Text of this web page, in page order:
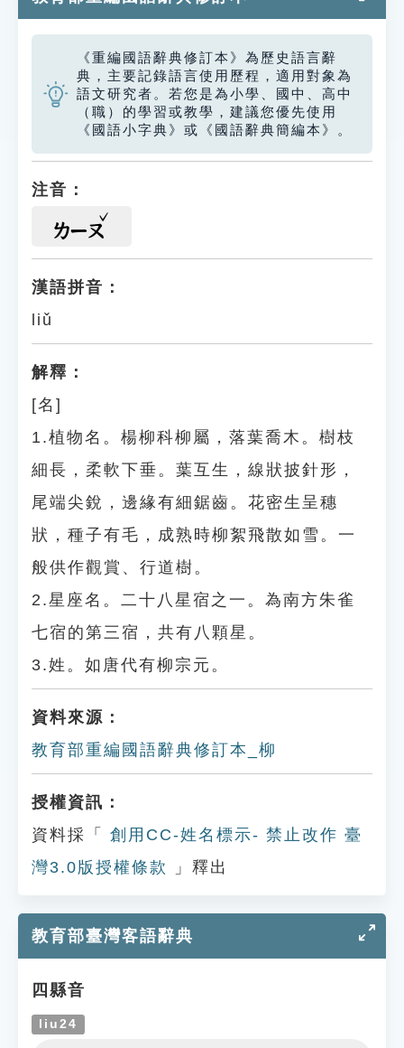
《重編國語辭典修訂本》為歷史語言辭
典，主要記錄語言使用歷程，適用對象為
語文研究者。若您是為小學、國中、高中
（職）的學習或教學，建議您優先使用
《國語小字典》或《國語辭典簡編本》。
注音：
ㄌㄧㄡ
漢語拼音：
liǔ
解釋：
[名]
1.植物名。楊柳科柳屬，落葉喬木。樹枝
細長，柔軟下垂。葉互生，線狀披針形，
尾端尖銳，邊緣有細鋸齒。花密生呈穗
狀，種子有毛，成熟時柳絮飛散如雪。一
般供作觀賞、行道樹。
2.星座名。二十八星宿之一。為南方朱雀
七宿的第三宿，共有八顆星。
3.姓。如唐代有柳宗元。
資料來源：
教育部重編國語辭典修訂本_柳
授權資訊：
資料採「
創用CC-姓名標示- 禁止改作 臺
灣3.0版授權條款
」釋出
教育部臺灣客語辭典
四縣音
liu24